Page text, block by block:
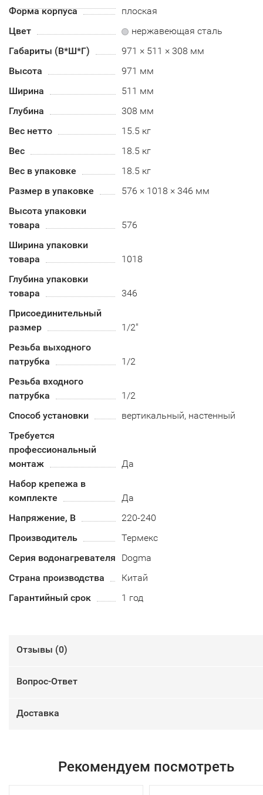
Форма корпуса
плоская
Цвет
нержавеющая сталь
Габариты (В*Ш*Г)
971 × 511 × 308 мм
Высота
971 мм
Ширина
511 мм
Глубина
308 мм
Вес нетто
15.5 кг
Вес
18.5 кг
Вес в упаковке
18.5 кг
Размер в упаковке
576 × 1018 × 346 мм
Высота упаковки
товара
576
Ширина упаковки
товара
1018
Глубина упаковки
товара
346
Присоединительный
размер
1/2"
Резьба выходного
патрубка
1/2
Резьба входного
патрубка
1/2
Способ установки
вертикальный, настенный
Требуется
профессиональный
монтаж
Да
Набор крепежа в
комплекте
Да
Напряжение, В
220-240
Производитель
Термекс
Серия водонагревателя
Dogma
Страна производства
Китай
Гарантийный срок
1 год
Отзывы (0)
Вопрос-Ответ
Доставка
Рекомендуем посмотреть